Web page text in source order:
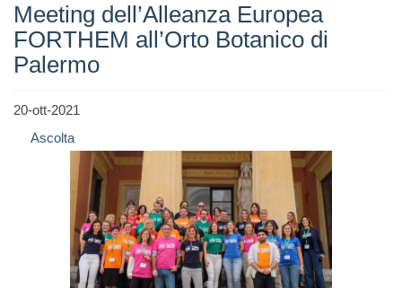
Meeting dell’Alleanza Europea
FORTHEM all’Orto Botanico di
Palermo
20-ott-2021
Ascolta